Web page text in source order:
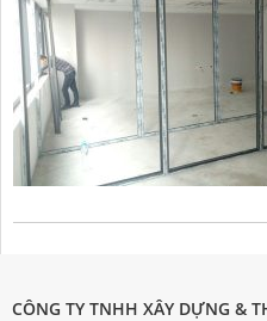
CÔNG TY TNHH XÂY DỰNG &